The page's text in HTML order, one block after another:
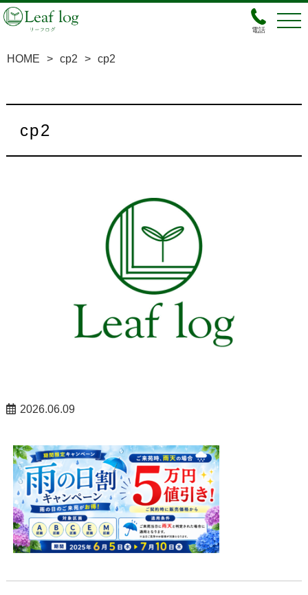
電話
HOME > cp2 > cp2
cp2
2026.06.09